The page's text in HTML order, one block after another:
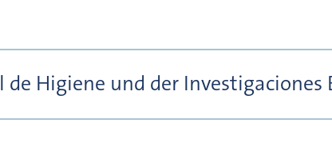
Higiene und der Investigaciones